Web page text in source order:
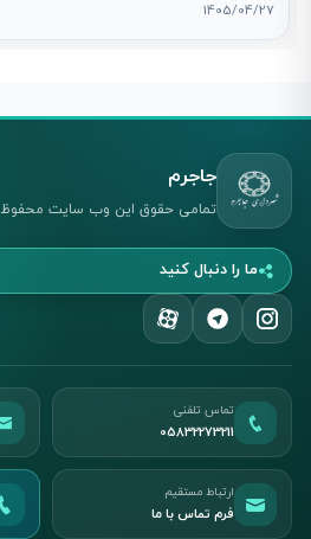
1405/04/27
جاجرم
تمامی حقوق این وب سایت
ما را دنبال کنید
تماس تلفنی
05832273211
ارتباط مستقیم
فرم تماس با ما